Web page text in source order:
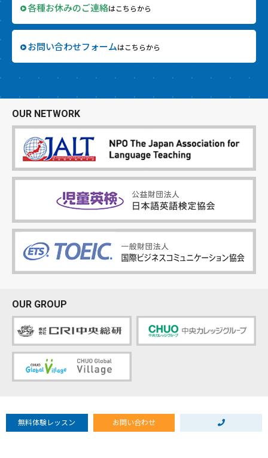
各種お休みのご連絡はこちらから
お問い合わせフォームはこちらから
OUR NETWORK
OUR GROUP
Copyright © Chuogaigo.com
無料体験レッスン お問い合わせ